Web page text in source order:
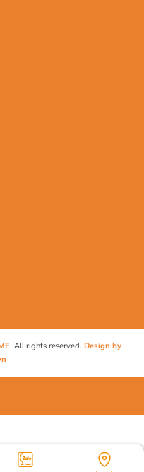
. All rights reserved. Design by